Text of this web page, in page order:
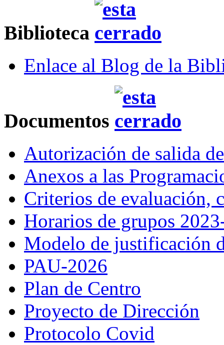
Biblioteca
Enlace al Blog de la
Documentos
Autorización de salida
Anexos a las
Criterios de evaluación,
Horarios de grupos
Modelo de justificación
PAU-2026
Plan de Centro
Proyecto de Dirección
Protocolo Covid